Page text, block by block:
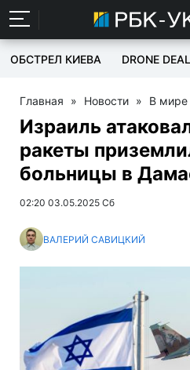
ОБСТРЕЛ КИЕВА DRONE
Главная » Новости » В мире
Израиль
ракеты
больницы в
02:20 03.05.2025 Сб
ВАЛЕРИЙ САВИЦКИЙ